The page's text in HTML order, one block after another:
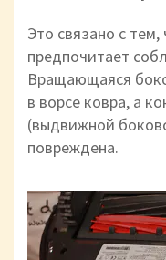
Это связано с
предпочитает
Вращающаяся
в ворсе ковра, а
(выдвижной
повреждена.